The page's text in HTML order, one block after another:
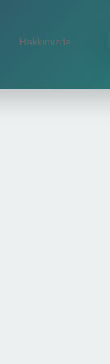
Hakkımızda